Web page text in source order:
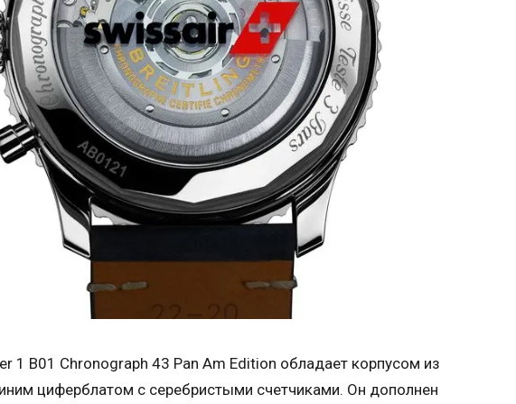
1 B01 Chronograph 43 Pan Am Edition обладает корпусом из
циферблатом с серебристыми счетчиками. Он дополнен